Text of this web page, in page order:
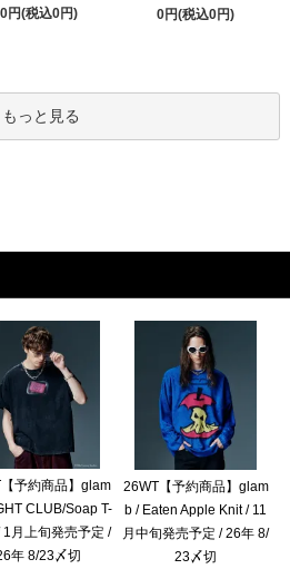
0円(税込0円)
0円(税込0円)
もっと見る
予約商品】glam
CLUB/Soap T-
1月上旬発売予定 /
年 8/23〆切
26WT【予約商品】glam
b / Eaten Apple Knit / 11
月中旬発売予定 / 26年 8/
23〆切